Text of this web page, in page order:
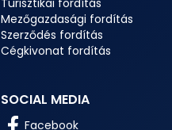
Mezőgazdasági fordítás
Szerződés fordítás
Cégkivonat fordítás
SOCIAL MEDIA
Facebook